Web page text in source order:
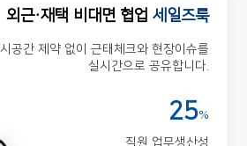
외근·재택 비대면 협업세일즈룩
시공간 제약 없이 근태체크와 현장이슈를
실시간으로 공유합니다.
25%
직원 업무생산성